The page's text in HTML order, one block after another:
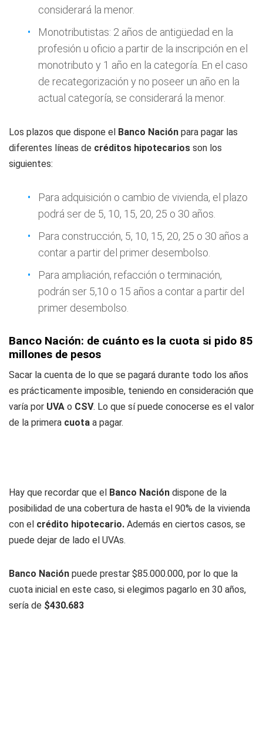
considerará la menor.
Monotributistas: 2 años de antigüedad en la
profesión u oficio a partir de la inscripción en el
monotributo y 1 año en la categoría. En el caso
de recategorización y no poseer un año en la
actual categoría, se considerará la menor.
Los plazos que dispone el Banco Nación para pagar las
diferentes líneas de créditos hipotecarios son los
siguientes:
Para adquisición o cambio de vivienda, el plazo
podrá ser de 5, 10, 15, 20, 25 o 30 años.
Para construcción, 5, 10, 15, 20, 25 o 30 años a
contar a partir del primer desembolso.
Para ampliación, refacción o terminación,
podrán ser 5,10 o 15 años a contar a partir del
primer desembolso.
Banco Nación: de cuánto es la cuota si pido 85
millones de pesos
Sacar la cuenta de lo que se pagará durante todo los años
es prácticamente imposible, teniendo en consideración que
varía por UVA o CSV. Lo que sí puede conocerse es el valor
de la primera cuota a pagar.
Hay que recordar que el Banco Nación dispone de la
posibilidad de una cobertura de hasta el 90% de la vivienda
con el crédito hipotecario. Además en ciertos casos, se
puede dejar de lado el UVAs.
Banco Nación puede prestar $85.000.000, por lo que la
cuota inicial en este caso, si elegimos pagarlo en 30 años,
sería de $430.683